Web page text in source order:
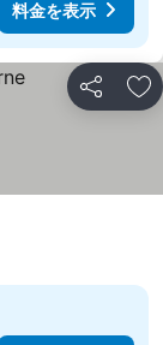
料金を表示
シェア お